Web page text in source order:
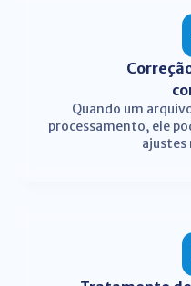
Quando um
processamento, ele
ajustes